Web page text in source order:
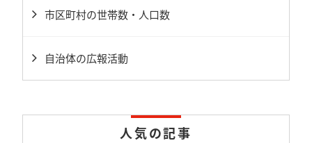
市区町村の世帯数・人口数
自治体の広報活動
人気の記事